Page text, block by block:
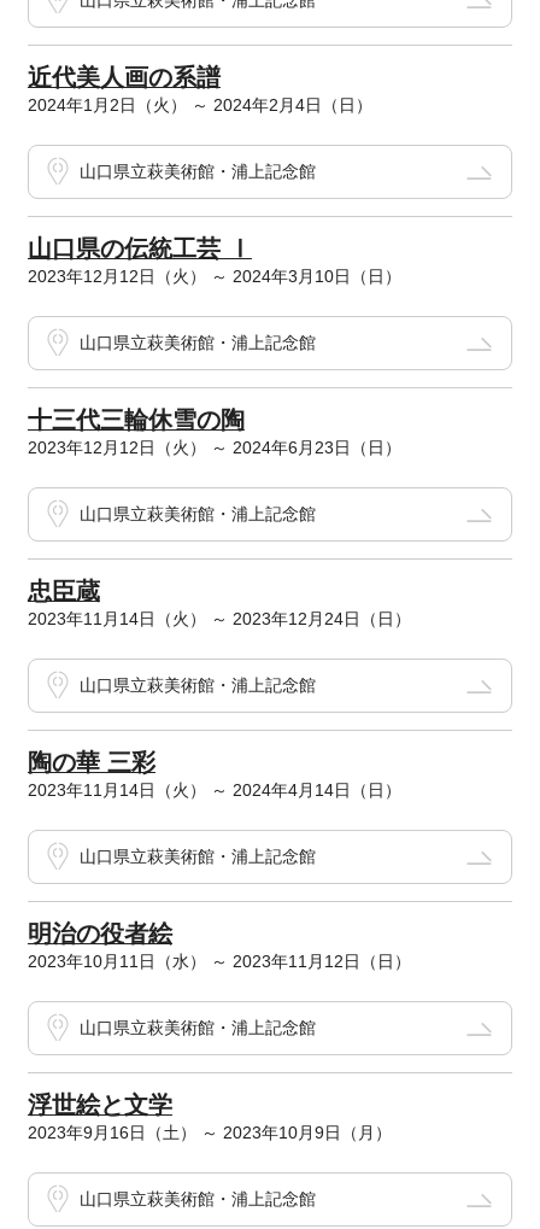
近代美人画の系譜
2024年1月2日（火） ～ 2024年2月4日（日）
山口県立萩美術館・浦上記念館
山口県の伝統工芸 Ⅰ
2023年12月12日（火） ～ 2024年3月10日（日）
山口県立萩美術館・浦上記念館
十三代三輪休雪の陶
2023年12月12日（火） ～ 2024年6月23日（日）
山口県立萩美術館・浦上記念館
忠臣蔵
2023年11月14日（火） ～ 2023年12月24日（日）
山口県立萩美術館・浦上記念館
陶の華 三彩
2023年11月14日（火） ～ 2024年4月14日（日）
山口県立萩美術館・浦上記念館
明治の役者絵
2023年10月11日（水） ～ 2023年11月12日（日）
山口県立萩美術館・浦上記念館
浮世絵と文学
2023年9月16日（土） ～ 2023年10月9日（月）
山口県立萩美術館・浦上記念館